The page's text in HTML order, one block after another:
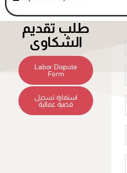
طلب تقديم
الشكاوى
Labor Dispute
Form
استمارة تسجيل
قضية عمالية